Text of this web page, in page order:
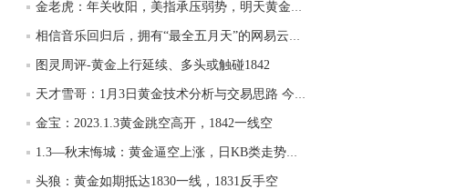
金老虎：年关收阳，美指承压弱势，明天黄金原油回踩延续多
相信音乐回归后，拥有“最全五月天”的网易云音乐未来怎么看...
图灵周评-黄金上行延续、多头或触碰1842
天才雪哥：1月3日黄金技术分析与交易思路 今天看1839
金宝：2023.1.3黄金跳空高开，1842一线空
1.3—秋末悔城：黄金逼空上涨，日KB类走势需提防
头狼：黄金如期抵达1830一线，1831反手空